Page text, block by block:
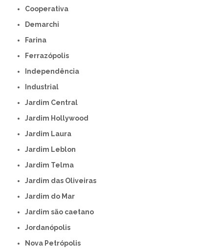
Cooperativa
Demarchi
Farina
Ferrazópolis
Independência
Industrial
Jardim Central
Jardim Hollywood
Jardim Laura
Jardim Leblon
Jardim Telma
Jardim das Oliveiras
Jardim do Mar
Jardim são caetano
Jordanópolis
Nova Petrópolis